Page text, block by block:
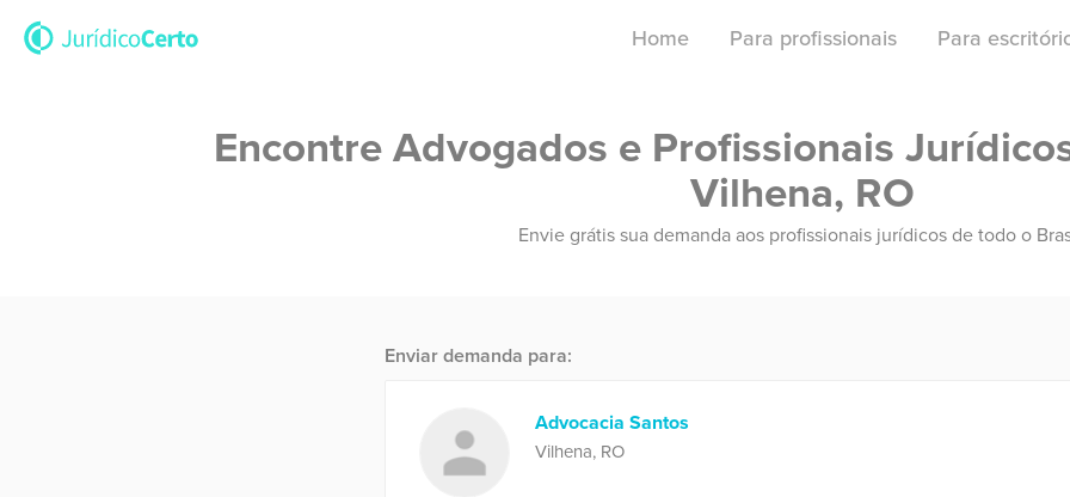
Home Para profissionais Para
Encontre Advogados e Profissionais
Vilhena, RO
Envie grátis sua demanda aos profissionais jurídicos de todo o
Enviar demanda para:
Advocacia Santos
Vilhena, RO